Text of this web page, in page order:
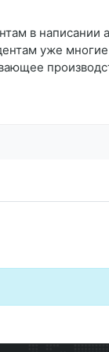
в написании
уже